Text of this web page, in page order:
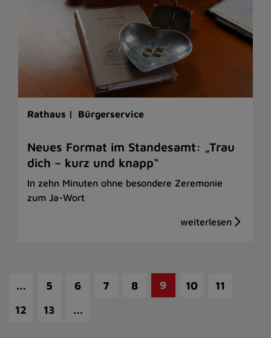
Rathaus | Bürgerservice
Neues Format im Standesamt: „Trau
dich – kurz und knapp“
In zehn Minuten ohne besondere Zeremonie
zum Ja-Wort
… 5 6 7 8 9 10
11
12
13 …